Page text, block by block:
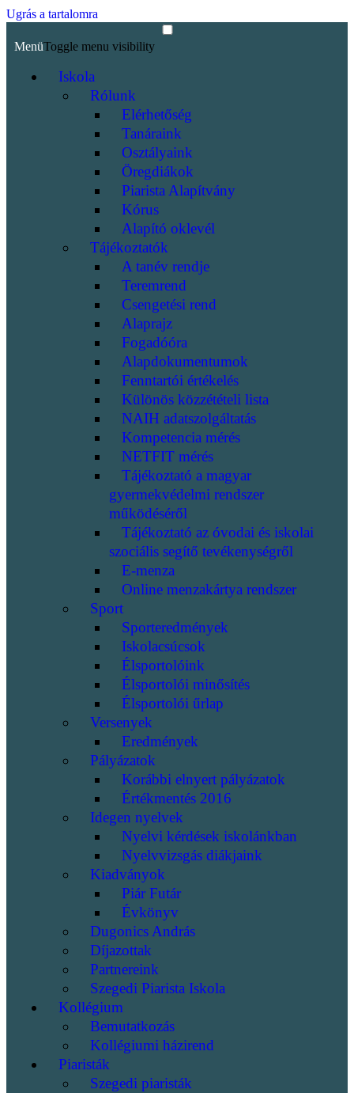
Ugrás a tartalomra
MenüToggle menu visibility
Iskola
Rólunk
Elérhetőség
Tanáraink
Osztályaink
Öregdiákok
Piarista Alapítvány
Kórus
Alapító oklevél
Tájékoztatók
A tanév rendje
Teremrend
Csengetési rend
Alaprajz
Fogadóóra
Alapdokumentumok
Fenntartói értékelés
Különös közzétételi lista
NAIH adatszolgáltatás
Kompetencia mérés
NETFIT mérés
Tájékoztató a magyar
gyermekvédelmi rendszer
működéséről
Tájékoztató az óvodai és iskolai
szociális segítő tevékenységről
E-menza
Online menzakártya rendszer
Sport
Sporteredmények
Iskolacsúcsok
Élsportolóink
Élsportolói minősítés
Élsportolói űrlap
Versenyek
Eredmények
Pályázatok
Korábbi elnyert pályázatok
Értékmentés 2016
Idegen nyelvek
Nyelvi kérdések iskolánkban
Nyelvvizsgás diákjaink
Kiadványok
Piár Futár
Évkönyv
Dugonics András
Díjazottak
Partnereink
Szegedi Piarista Iskola
Kollégium
Bemutatkozás
Kollégiumi házirend
Piaristák
Szegedi piaristák